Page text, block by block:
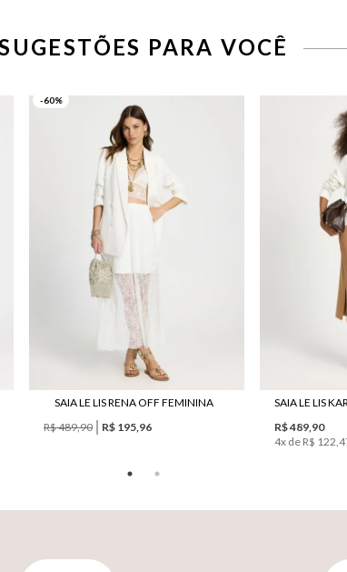
PARA VOCÊ
-60%
SAIA LE LIS RENA OFF FEMININA
R$ 489,90
R$ 195,96
R$ 489,90
4x de R$